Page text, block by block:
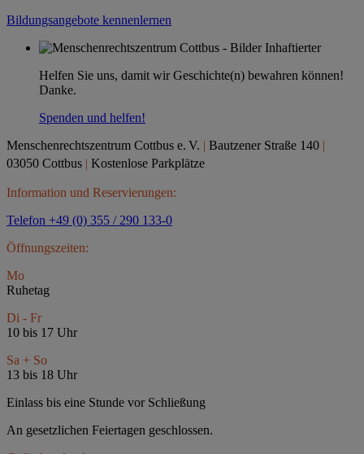
Bildungsangebote kennenlernen
Helfen Sie uns, damit wir Geschichte(n) bewahren können!
Danke.
Spenden und helfen!
Menschenrechtszentrum Cottbus e. V. | Bautzener Straße 140 |
03050 Cottbus | Kostenlose Parkplätze
Information und Reservierungen:
Telefon +49 (0) 355 / 290 133-0
Öffnungszeiten:
Mo
Ruhetag
Di - Fr
10 bis 17 Uhr
Sa + So
13 bis 18 Uhr
Einlass bis eine Stunde vor Schließung
An gesetzlichen Feiertagen geschlossen.